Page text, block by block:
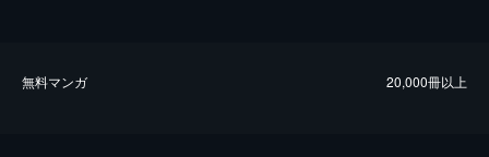
無料マンガ 20,000冊以上